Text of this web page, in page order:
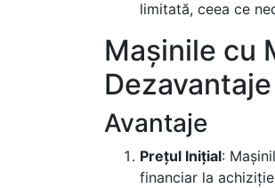
limitată, ceea ce
Mașinile cu
Dezavantaje
Avantaje
Prețul Inițial:
financiar la